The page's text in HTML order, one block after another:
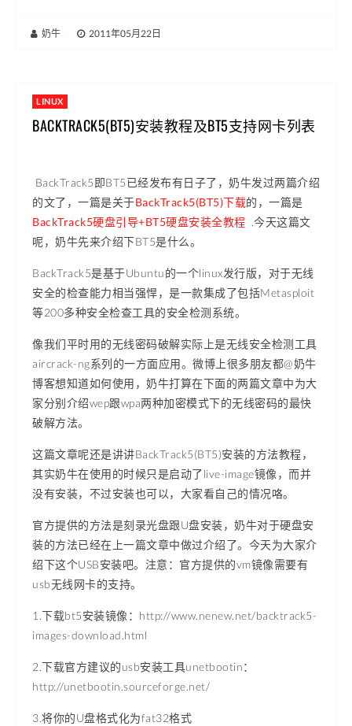
奶牛 2011年05月22日
LINUX
BACKTRACK5(BT5)安装教程及BT5支持网卡列表
BackTrack5即BT5已经发布有日子了，奶牛发过两篇介绍
的文了，一篇是关于BackTrack5(BT5)下载的，一篇是
BackTrack5硬盘引导+BT5硬盘安装全教程
.今天这篇文
呢，奶牛先来介绍下BT5是什么。
BackTrack5是基于Ubuntu的一个linux发行版，对于无线
安全的检查能力相当强悍，是一款集成了包括Metasploit
等200多种安全检查工具的安全检测系统。
像我们平时用的无线密码破解实际上是无线安全检测工具
aircrack-ng系列的一方面应用。微博上很多朋友都@奶牛
博客想知道如何使用，奶牛打算在下面的两篇文章中为大
家分别介绍wep跟wpa两种加密模式下的无线密码的最快
破解方法。
这篇文章呢还是讲讲BackTrack5(BT5)安装的方法教程，
其实奶牛在使用的时候只是启动了live-image镜像，而并
没有安装，不过安装也可以，大家看自己的情况咯。
官方提供的方法是刻录光盘跟U盘安装，奶牛对于硬盘安
装的方法已经在上一篇文章中做过介绍了。今天为大家介
绍下这个USB安装吧。注意：官方提供的vm镜像需要有
usb无线网卡的支持。
1.下载bt5安装镜像：http://www.nenew.net/backtrack5-
images-download.html
2.下载官方建议的usb安装工具unetbootin：
http://unetbootin.sourceforge.net/
3.将你的U盘格式化为fat32格式